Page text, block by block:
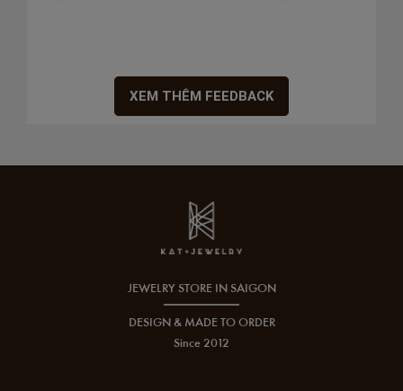
JEWELRY STORE IN SAIGON
DESIGN & MADE TO ORDER
Since 2012
kiểm định (tính phí)